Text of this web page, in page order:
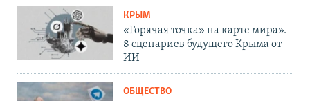
КРЫМ
«Горячая точка» на карте мира».
8 сценариев будущего Крыма от
ИИ
ОБЩЕСТВО